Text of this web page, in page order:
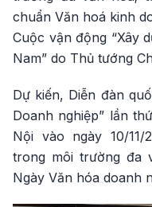
chuẩn Văn hoá kinh
Cuộc vận động “Xây
Nam” do Thủ tướng
Dự kiến, Diễn đàn
Doanh nghiệp” lần
Nội vào ngày 10/
trong môi trường đa
Ngày Văn hóa doanh